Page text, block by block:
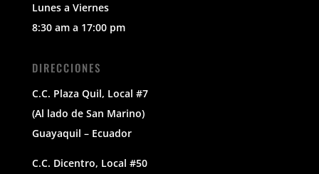
Lunes a Viernes
8:30 am a 17:00 pm
DIRECCIONES
C.C. Plaza Quil, Local #7
(Al lado de San Marino)
Guayaquil – Ecuador
C.C. Dicentro, Local #50